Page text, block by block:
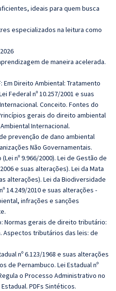
ideais para quem busca
especializados na leitura como
de maneira acelerada.
Em Direito Ambiental: Tratamento
Federal nº 10.257/2001 e suas
Conceito. Fontes do
gerais do direito ambiental
Internacional.
prevenção de dano ambiental
Não Governamentais.
nº 9.966/2000). Lei de Gestão de
e suas alterações). Lei da Mata
alterações). Lei da Biodiversidade
14.249/2010 e suas alterações -
infrações e sanções
Normas gerais de direito tributário:
Aspectos tributários das leis: de
nº 6.123/1968 e suas alterações
de Pernambuco. Lei Estadual nº
o Processo Administrativo no
PDFs Sintéticos.